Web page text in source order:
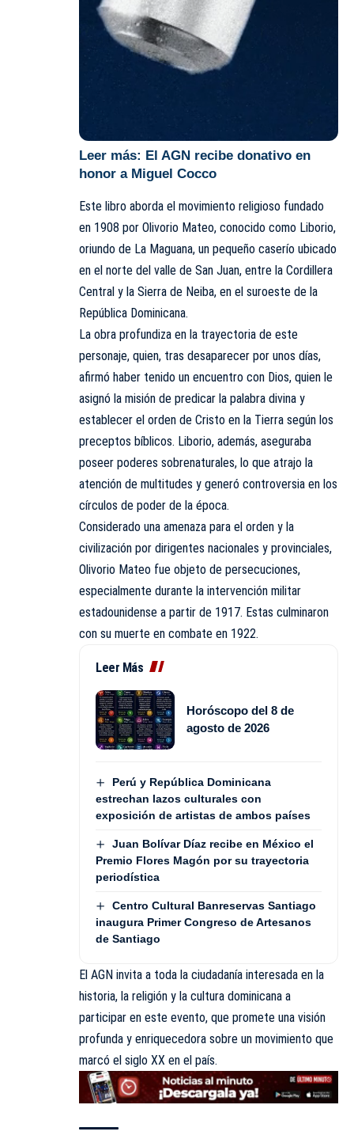
Leer más: El AGN recibe donativo en
honor a Miguel Cocco
Este libro aborda el movimiento religioso fundado
en 1908 por Olivorio Mateo, conocido como Liborio,
oriundo de La Maguana, un pequeño caserío ubicado
en el norte del valle de San Juan, entre la Cordillera
Central y la Sierra de Neiba, en el suroeste de la
República Dominicana.
La obra profundiza en la trayectoria de este
personaje, quien, tras desaparecer por unos días,
afirmó haber tenido un encuentro con Dios, quien le
asignó la misión de predicar la palabra divina y
establecer el orden de Cristo en la Tierra según los
preceptos bíblicos. Liborio, además, aseguraba
poseer poderes sobrenaturales, lo que atrajo la
atención de multitudes y generó controversia en los
círculos de poder de la época.
Considerado una amenaza para el orden y la
civilización por dirigentes nacionales y provinciales,
Olivorio Mateo fue objeto de persecuciones,
especialmente durante la intervención militar
estadounidense a partir de 1917. Estas culminaron
con su muerte en combate en 1922.
Leer Más
Horóscopo del 8 de
agosto de 2026
Perú y República Dominicana
estrechan lazos culturales con
exposición de artistas de ambos países
Juan Bolívar Díaz recibe en México el
Premio Flores Magón por su trayectoria
periodística
Centro Cultural Banreservas Santiago
inaugura Primer Congreso de Artesanos
de Santiago
El AGN invita a toda la ciudadanía interesada en la
historia, la religión y la cultura dominicana a
participar en este evento, que promete una visión
profunda y enriquecedora sobre un movimiento que
marcó el siglo XX en el país.